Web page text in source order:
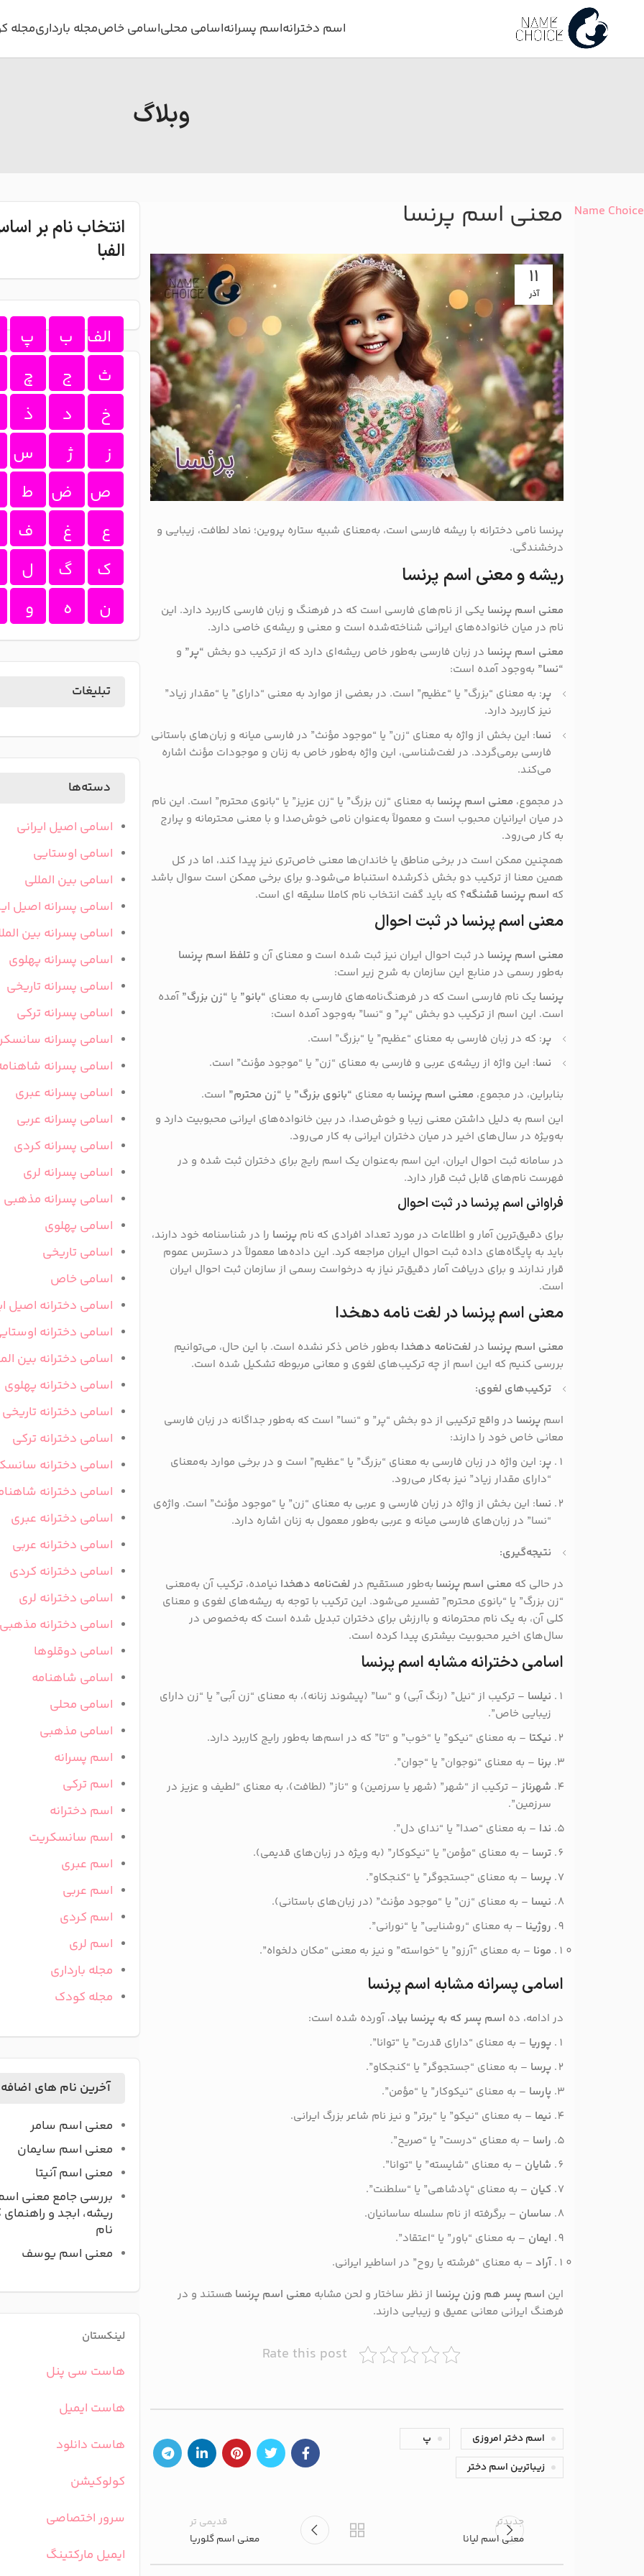
اسم دخترانهاسم پسرانهاسامی محلیاسامی خاصمجله بارداریمجله
وبلاگ
Name Choice معنی اسم پرنسا
11
آذر
پرنسا نامی دخترانه با ریشه فارسی است، به‌معنای شبیه ستاره پروین؛ نماد لطافت، زیبایی و
درخشندگی.
ریشه و معنی اسم پرنسا
معنی اسم پرنسا یکی از نام‌های فارسی است که در فرهنگ و زبان فارسی کاربرد دارد. این
نام در میان خانواده‌های ایرانی شناخته‌شده است و معنی و ریشه‌ی خاصی دارد.
معنی اسم پرنسا در زبان فارسی به‌طور خاص ریشه‌ای دارد که از ترکیب دو بخش “پر” و
“نسا” به‌وجود آمده است:
پر: به معنای “بزرگ” یا “عظیم” است. در بعضی از موارد به معنی “دارای” یا “مقدار زیاد”
نیز کاربرد دارد.
نسا: این بخش از واژه به معنای “زن” یا “موجود مؤنث” در فارسی میانه و زبان‌های باستانی
فارسی برمی‌گردد. در لغت‌شناسی، این واژه به‌طور خاص به زنان و موجودات مؤنث اشاره
می‌کند.
در مجموع، معنی اسم پرنسا به معنای “زن بزرگ” یا “زن عزیز” یا “بانوی محترم” است. این نام
در میان ایرانیان محبوب است و معمولاً به‌عنوان نامی خوش‌صدا و با معنی محترمانه و پرارج
به کار می‌رود.
همچنین ممکن است در برخی مناطق یا خاندان‌ها معنی خاص‌تری نیز پیدا کند، اما در کل
همین معنا از ترکیب دو بخش ذکرشده استنباط می‌شود.و برای برخی ممکن است سوال باشد
که اسم پرنسا قشنگه؟ که باید گفت انتخاب نام کاملا سلیقه ای است.
معنی اسم پرنسا در ثبت احوال
معنی اسم پرنسا در ثبت احوال ایران نیز ثبت شده است و معنای آن و تلفظ اسم پرنسا
به‌طور رسمی در منابع این سازمان به شرح زیر است:
پرنسا یک نام فارسی است که در فرهنگ‌نامه‌های فارسی به معنای “بانو” یا “زن بزرگ”آمده
است. این اسم از ترکیب دو بخش “پر” و “نسا” به‌وجود آمده است:
پر: که در زبان فارسی به معنای “عظیم” یا “بزرگ” است.
نسا: این واژه از ریشه‌ی عربی و فارسی به معنای “زن” یا “موجود مؤنث” است.
بنابراین، در مجموع، معنی اسم پرنسا به معنای “بانوی بزرگ” یا “زن محترم” است.
این اسم به دلیل داشتن معنی زیبا و خوش‌صدا، در بین خانواده‌های ایرانی محبوبیت دارد و
به‌ویژه در سال‌های اخیر در میان دختران ایرانی به کار می‌رود.
در سامانه ثبت احوال ایران، این اسم به‌عنوان یک اسم رایج برای دختران ثبت شده و در
فهرست نام‌های قابل ثبت قرار دارد.
فراوانی اسم پرنسا در ثبت احوال
برای دقیق‌ترین آمار و اطلاعات در مورد تعداد افرادی که نام پرنسا را در شناسنامه خود دارند،
باید به پایگاه‌های داده ثبت احوال ایران مراجعه کرد. این داده‌ها معمولاً در دسترس عموم
قرار ندارند و برای دریافت آمار دقیق‌تر نیاز به درخواست رسمی از سازمان ثبت احوال ایران
است.
معنی اسم پرنسا در لغت نامه دهخدا
معنی اسم پرنسا در لغت‌نامه دهخدا به‌طور خاص ذکر نشده است. با این حال، می‌توانیم
بررسی کنیم که این اسم از چه ترکیب‌های لغوی و معانی مربوطه تشکیل شده است.
ترکیب‌های لغوی:
اسم پرنسا در واقع ترکیبی از دو بخش “پر” و “نسا” است که به‌طور جداگانه در زبان فارسی
معانی خاص خود را دارند:
پر: این واژه در زبان فارسی به معنای “بزرگ” یا “عظیم” است و در برخی موارد به‌معنای
“دارای مقدار زیاد” نیز به‌کار می‌رود.
نسا: این بخش از واژه در زبان فارسی و عربی به معنای “زن” یا “موجود مؤنث” است. واژه‌ی
“نسا” در زبان‌های فارسی میانه و عربی به‌طور معمول به زنان اشاره دارد.
نتیجه‌گیری:
در حالی که معنی اسم پرنسا به‌طور مستقیم در لغت‌نامه دهخدا نیامده، ترکیب آن به‌معنی
“زن بزرگ” یا “بانوی محترم” تفسیر می‌شود. این ترکیب با توجه به ریشه‌های لغوی و معنای
کلی آن، به یک نام محترمانه و باارزش برای دختران تبدیل شده است که به‌خصوص در
سال‌های اخیر محبوبیت بیشتری پیدا کرده است.
اسامی دخترانه مشابه اسم پرنسا
نیلسا – ترکیب از “نیل” (رنگ آبی) و “سا” (پیشوند زنانه)، به معنای “زن آبی” یا “زن دارای
زیبایی خاص”.
نیکتا – به معنای “نیکو” یا “خوب” و “تا” که در اسم‌ها به‌طور رایج کاربرد دارد.
برنا – به معنای “نوجوان” یا “جوان”.
شهرناز – ترکیب از “شهر” (شهر یا سرزمین) و “ناز” (لطافت)، به معنای “لطیف و عزیز در
سرزمین”.
ندا – به معنای “صدا” یا “ندای دل”.
ترسا – به معنای “مؤمن” یا “نیکوکار” (به ویژه در زبان‌های قدیمی).
پرسا – به معنای “جستجوگر” یا “کنجکاو”.
نیسا – به معنای “زن” یا “موجود مؤنث” (در زبان‌های باستانی).
روژینا – به معنای “روشنایی” یا “نورانی”.
مونا – به معنای “آرزو” یا “خواسته” و نیز به معنی “مکان دلخواه”.
اسامی پسرانه مشابه اسم پرنسا
در ادامه، ده اسم پسر که به پرنسا بیاد، آورده شده است:
پوریا – به معنای “دارای قدرت” یا “توانا”.
پرسا – به معنای “جستجوگر” یا “کنجکاو”.
پارسا – به معنای “نیکوکار” یا “مؤمن”.
نیما – به معنای “نیکو” یا “برتر” و نیز نام شاعر بزرگ ایرانی.
راسا – به معنای “درست” یا “صریح”.
شایان – به معنای “شایسته” یا “توانا”.
کیان – به معنای “پادشاهی” یا “سلطنت”.
ساسان – برگرفته از نام سلسله ساسانیان.
ایمان – به معنای “باور” یا “اعتقاد”.
آراد – به معنای “فرشته یا روح” در اساطیر ایرانی.
این اسم پسر هم وزن پرنسا از نظر ساختار و لحن مشابه معنی اسم پرنسا هستند و در
فرهنگ ایرانی معانی عمیق و زیبایی دارند.
Rate this post
اسم دختر امروزی
پ
زیباترین اسم دختر
جدیدتر
معنی اسم لیانا
قدیمی تر
معنی اسم گلوریا
انتخاب نام بر
الفبا
الف ب
پ
ث
ج
چ
خ
د
ذ
ز
ژ
س
ص
ض
ط
ع
غ
ف
ک
گ
ل
ن
ه و
تبلیغات
دسته‌ها
اسامی اصیل ایرانی
اسامی اوستایی
اسامی بین المللی
اسامی پسرانه اصیل
اسامی پسرانه بین
اسامی پسرانه پهلوی
اسامی پسرانه تاریخی
اسامی پسرانه ترکی
اسامی پسرانه
اسامی پسرانه
اسامی پسرانه عبری
اسامی پسرانه عربی
اسامی پسرانه کردی
اسامی پسرانه لری
اسامی پسرانه مذهبی
اسامی پهلوی
اسامی تاریخی
اسامی خاص
اسامی دخترانه اصیل
اسامی دخترانه
اسامی دخترانه بین
اسامی دخترانه پهلوی
اسامی دخترانه تاریخی
اسامی دخترانه ترکی
اسامی دخترانه
اسامی دخترانه
اسامی دخترانه عبری
اسامی دخترانه عربی
اسامی دخترانه کردی
اسامی دخترانه لری
اسامی دخترانه مذهبی
اسامی دوقلوها
اسامی شاهنامه
اسامی محلی
اسامی مذهبی
اسم پسرانه
اسم ترکی
اسم دخترانه
اسم سانسکریت
اسم عبری
اسم عربی
اسم کردی
اسم لری
مجله بارداری
مجله کودک
آخرین نام های
معنی اسم سامر
معنی اسم سایمان
معنی اسم آنیتا
بررسی جامع معنی
ریشه، ابجد و
نام
معنی اسم یوسف
لینکستان
هاست سی پنل
هاست ایمیل
هاست دانلود
کولوکیشن
سرور اختصاصی
ایمیل مارکتینگ